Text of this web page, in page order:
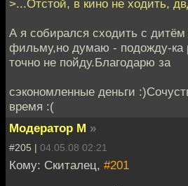
>...Отстой, в кино не ходить,
А я собирался сходить с дитём
фильму,но думаю - подожду-ка
точно не пойду.Благодарю за
сэкономленные деньги
время :(
Модератор М »
#205 | 04.05.08 02:21
Кому: Скиталец, #201